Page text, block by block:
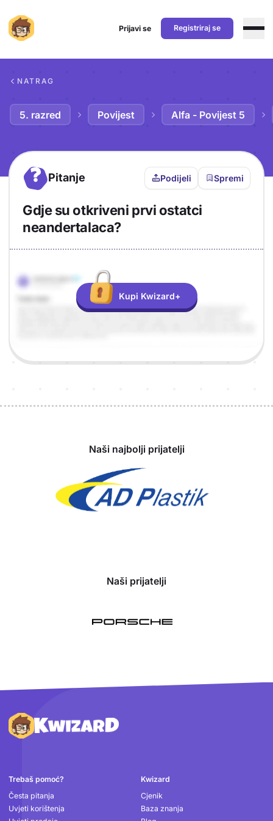
Prijavi se Registriraj se
NATRAG
5. razred Povijest Alfa - Povijest 5
? Pitanje Podijeli Spremi
Gdje su otkriveni prvi ostatci
neandertalaca?
Odgovor
Objašnjenje
Kupi Kwizard+
Naši najbolji prijatelji
Naši prijatelji
Podnožje
Trebaš pomoć?
Česta pitanja
Uvjeti korištenja
Kwizard
Cjenik
Baza znanja